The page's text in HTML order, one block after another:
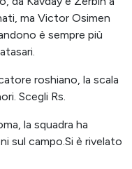
ma Victor Osimen
è sempre più
roshiano, la scala
Scegli Rs.
la squadra ha
sul campo.Si è rivelato